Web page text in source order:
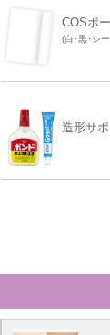
COSボ
(白･黒･シ
造形サ